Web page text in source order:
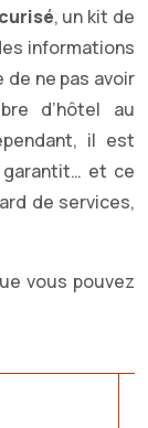
, un kit de
informations
ne pas avoir
d’hôtel au
il est
et ce
de services,
vous pouvez